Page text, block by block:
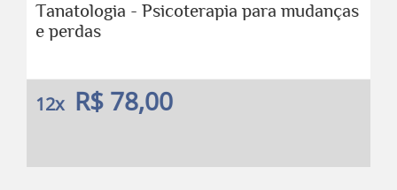
Tanatologia - Psicoterapia para mudanças
e perdas
12x R$ 78,00